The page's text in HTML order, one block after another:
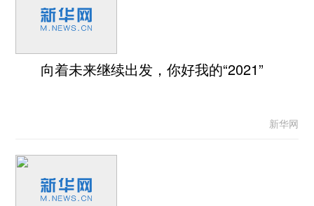
向着未来继续出发，你好我的“2021”
新华网